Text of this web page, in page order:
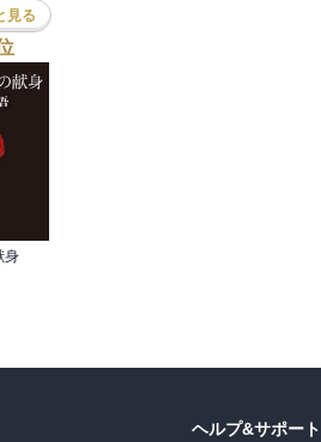
見る
身
ヘルプ&サポート